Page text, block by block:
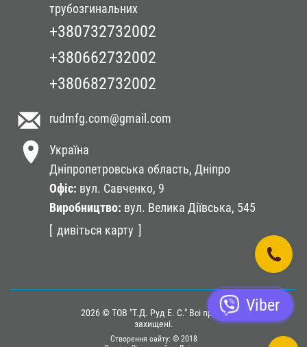
Україна
Дніпропетровська область, Дніпро
Офіc: вул. Савченко, 9
Виробництво: вул. Велика Діївська, 545
дивіться карту
трубозгинальних
+380732732002
+380662732002
+380682732002
rudmfg.com@gmail.com
2026 © ТОВ "Т.Д. Руд Е. С." Всі права
захищені.
Створення сайту: © 2018
Viber